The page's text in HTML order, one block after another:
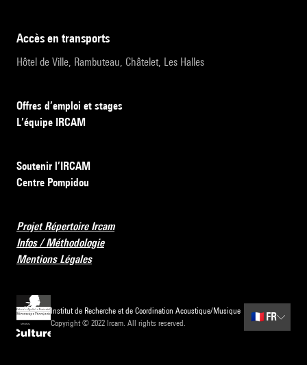
accès en transports
Hôtel de Ville, Rambuteau, Châtelet, Les Halles
Offres d’emploi et stages
L’équipe IRCAM
Soutenir l’IRCAM
Centre Pompidou
Projet Répertoire Ircam
Infos / Méthodologie
Mentions Légales
Institut de Recherche et de Coordination Acoustique/Musique
Copyright © 2022 Ircam. All rights reserved.
🇫🇷 FR